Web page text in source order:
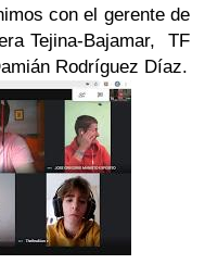
con el gerente de
Tejina-Bajamar, TF
Rodríguez Díaz.